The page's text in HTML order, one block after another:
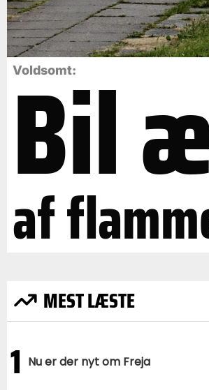
Voldsomt:
Bil
af
MEST LÆSTE
1 Nu er der nyt om Freja